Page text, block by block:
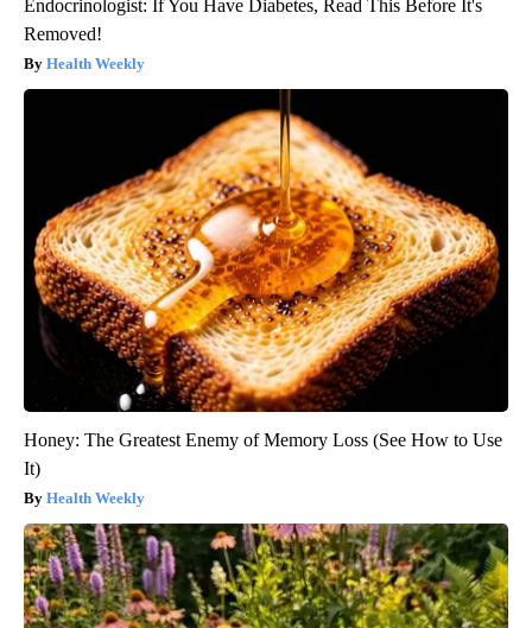
Endocrinologist: If You Have Diabetes, Read This Before It's
Removed!
Health Weekly
Honey: The Greatest Enemy of Memory Loss (See How to Use
It)
Health Weekly